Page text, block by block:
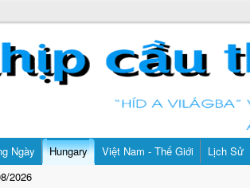
2026
Ngày Hungary Việt Nam - Thế Giới Lịch Sử